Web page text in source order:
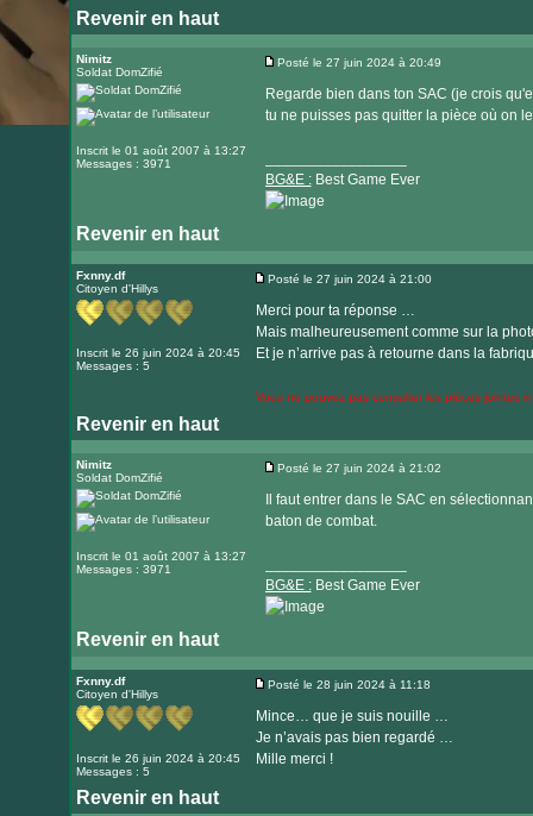
Revenir en haut
Nimitz
Soldat DomZifié
Inscrit le 01 août 2007 à 13:27
Messages : 3971
Posté le 27 juin 2024 à 20:49
Regarde bien dans ton SAC (je crois
tu ne puisses pas quitter la pièce où on
BG&E :Best Game Ever
Revenir en haut
le
internet
Fxnny.df
Citoyen d'Hillys
Inscrit le 26 juin 2024 à 20:45
Messages : 5
Posté le 27 juin 2024 à 21:00
Merci pour ta réponse …
Mais malheureusement comme sur la
Et je n’arrive pas à retourne dans la
Vous ne pouvez pas consulter les pièces jointes
Revenir en haut
Nimitz
Soldat DomZifié
Inscrit le 01 août 2007 à 13:27
Messages : 3971
Posté le 27 juin 2024 à 21:02
Il faut entrer dans le SAC en
baton de combat.
BG&E :Best Game Ever
Revenir en haut
le
internet
Fxnny.df
Citoyen d'Hillys
Inscrit le 26 juin 2024 à 20:45
Messages : 5
Posté le 28 juin 2024 à 11:18
Mince… que je suis nouille …
Je n’avais pas bien regardé …
Mille merci !
Revenir en haut